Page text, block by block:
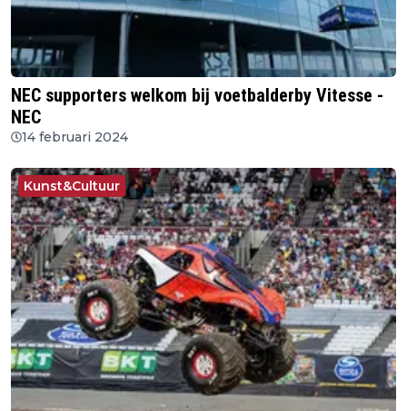
NEC supporters welkom bij voetbalderby Vitesse -
NEC
14 februari 2024
Kunst&Cultuur